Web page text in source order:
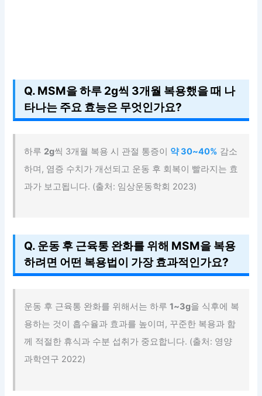
Q. MSM을 하루 2g씩 3개월 복용했을 때 나
타나는 주요 효능은 무엇인가요?
하루 2g씩 3개월 복용 시 관절 통증이 약 30~40% 감소
하며, 염증 수치가 개선되고 운동 후 회복이 빨라지는 효
과가 보고됩니다. (출처: 임상운동학회 2023)
Q. 운동 후 근육통 완화를 위해 MSM을 복용
하려면 어떤 복용법이 가장 효과적인가요?
운동 후 근육통 완화를 위해서는 하루1~3g을 식후에 복
용하는 것이 흡수율과 효과를 높이며, 꾸준한 복용과 함
께 적절한 휴식과 수분 섭취가 중요합니다. (출처: 영양
과학연구 2022)